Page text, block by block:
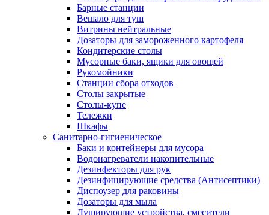
Барные станции
Вешало для туш
Витрины нейтральные
Дозаторы для замороженного картофеля
Кондитерские столы
Мусорные баки, ящики для овощей
Рукомойники
Станции сбора отходов
Столы закрытые
Столы-купе
Тележки
Шкафы
Санитарно-гигиеническое
Баки и контейнеры для мусора
Водонагреватели накопительные
Дезинфекторы для рук
Дезинфицирующие средства (Антисептики)
Диспоузер для раковины
Дозаторы для мыла
Душирующие устройства, смесители